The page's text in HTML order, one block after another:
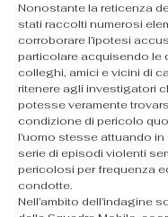
Nonostante la reticenza
stati raccolti numerosi
corroborare l’ipotesi
particolare acquisendo le
colleghi, amici e vicini di
ritenere agli investigatori
potesse veramente
condizione di pericolo
l’uomo stesse attuando
serie di episodi violenti
pericolosi per frequenza
condotte.
Nell’ambito dell’indagine